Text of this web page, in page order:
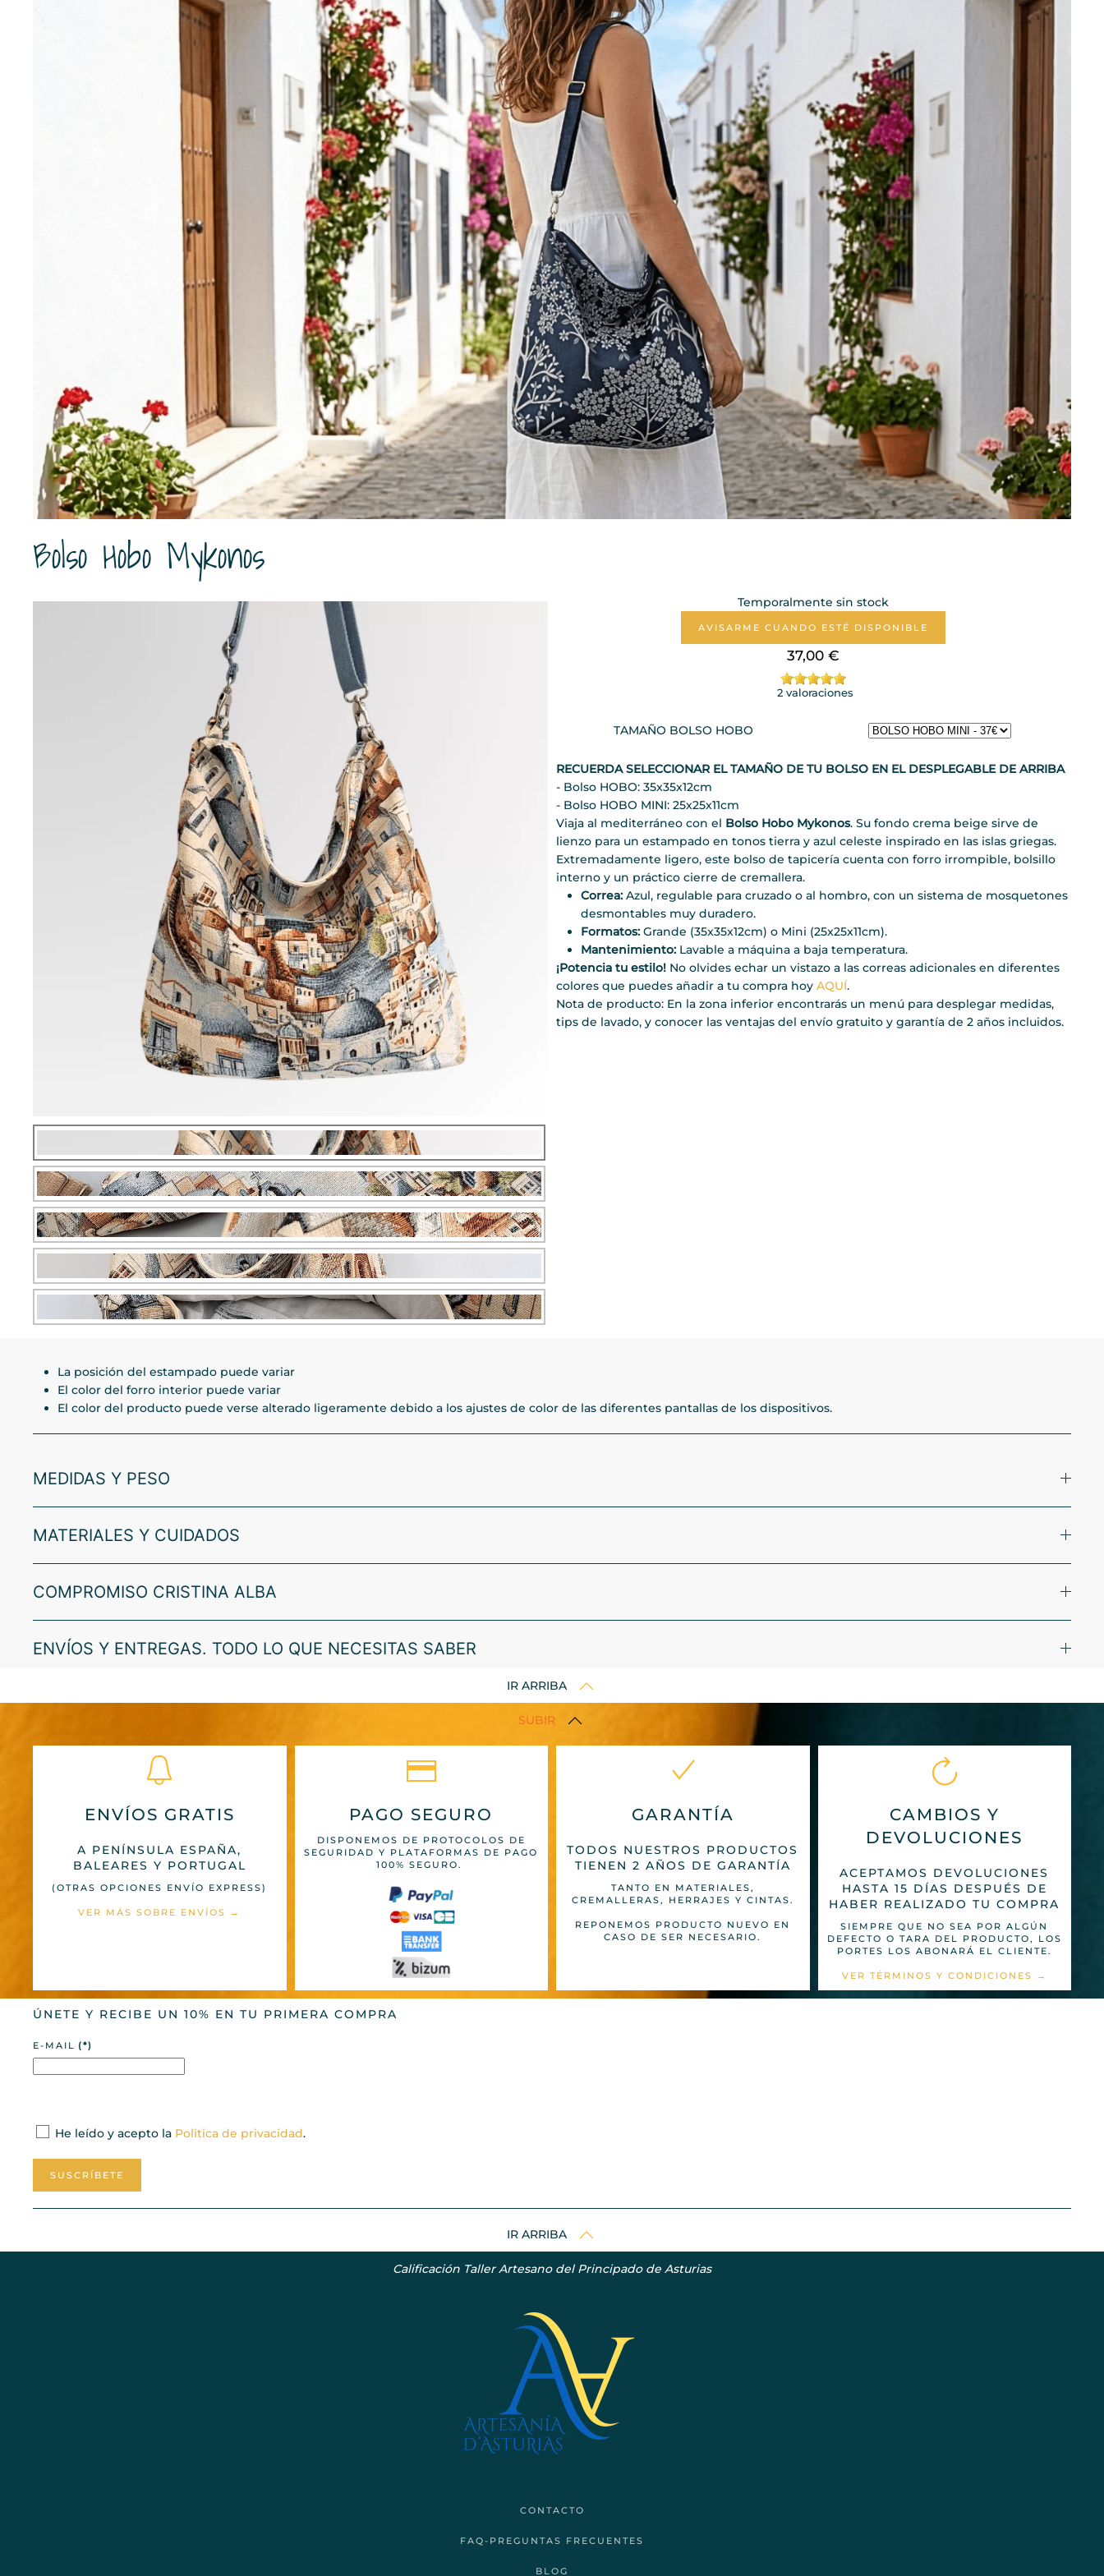
Bolso Hobo Mykonos
Temporalmente sin stock
AVISARME CUANDO ESTÉ DISPONIBLE
37,00 €
2 valoraciones
TAMAÑO BOLSO HOBO
RECUERDA SELECCIONAR EL TAMAÑO DE TU BOLSO EN EL DESPLEGABLE DE ARRIBA
- Bolso HOBO: 35x35x12cm
- Bolso HOBO MINI: 25x25x11cm
Viaja al mediterráneo con el Bolso Hobo Mykonos. Su fondo crema beige sirve de
lienzo para un estampado en tonos tierra y azul celeste inspirado en las islas griegas.
Extremadamente ligero, este bolso de tapicería cuenta con forro irrompible, bolsillo
interno y un práctico cierre de cremallera.
Correa:Azul, regulable para cruzado o al hombro, con un sistema de mosquetones
desmontables muy duradero.
Formatos:Grande (35x35x12cm) o Mini (25x25x11cm).
Mantenimiento:Lavable a máquina a baja temperatura.
¡Potencia tu estilo!No olvides echar un vistazo a las correas adicionales en diferentes
colores que puedes añadir a tu compra hoy AQUÍ.
Nota de producto: En la zona inferior encontrarás un menú para desplegar medidas,
tips de lavado, y conocer las ventajas del envío gratuito y garantía de 2 años incluidos.
La posición del estampado puede variar
El color del forro interior puede variar
El color del producto puede verse alterado ligeramente debido a los ajustes de color de las diferentes pantallas de los dispositivos.
MEDIDAS Y PESO
MATERIALES Y CUIDADOS
COMPROMISO CRISTINA ALBA
ENVÍOS Y ENTREGAS. TODO LO QUE NECESITAS SABER
IR ARRIBA
SUBIR
ENVÍOS GRATIS
A PENÍNSULA ESPAÑA,
BALEARES Y PORTUGAL
(OTRAS OPCIONES ENVÍO EXPRESS)
VER MÁS SOBRE ENVÍOS →
PAGO SEGURO
DISPONEMOS DE PROTOCOLOS DE
SEGURIDAD Y PLATAFORMAS DE PAGO
100% SEGURO.
GARANTÍA
TODOS NUESTROS PRODUCTOS
TIENEN 2 AÑOS DE GARANTÍA
TANTO EN MATERIALES,
CREMALLERAS, HERRAJES Y CINTAS.
REPONEMOS PRODUCTO NUEVO EN
CASO DE SER NECESARIO.
CAMBIOS Y
DEVOLUCIONES
ACEPTAMOS DEVOLUCIONES
HASTA 15 DÍAS DESPUÉS DE
HABER REALIZADO TU COMPRA
SIEMPRE QUE NO SEA POR ALGÚN
DEFECTO O TARA DEL PRODUCTO, LOS
PORTES LOS ABONARÁ EL CLIENTE.
VER TÉRMINOS Y CONDICIONES →
ÚNETE Y RECIBE UN 10% EN TU PRIMERA COMPRA
E-MAIL (*)
He leído y acepto la Politica de privacidad.
SUSCRÍBETE
IR ARRIBA
Calificación Taller Artesano del Principado de Asturias
CONTACTO
FAQ-PREGUNTAS FRECUENTES
BLOG